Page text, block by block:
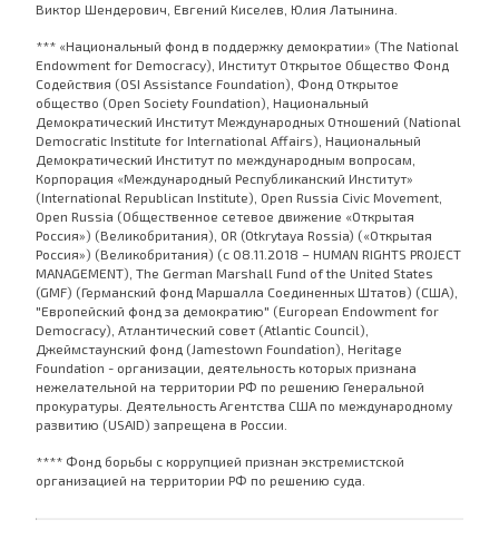
Виктор Шендерович, Евгений Киселев, Юлия Латынина.
*** «Национальный фонд в поддержку демократии» (The National
Endowment for Democracy), Институт Открытое Общество Фонд
Содействия (OSI Assistance Foundation), Фонд Открытое
общество (Open Society Foundation), Национальный
Демократический Институт Международных Отношений (National
Democratic Institute for International Affairs), Национальный
Демократический Институт по международным вопросам,
Корпорация «Международный Республиканский Институт»
(International Republican Institute), Open Russia Civic Movement,
Open Russia (Общественное сетевое движение «Открытая
Россия») (Великобритания), OR (Otkrytaya Rossia) («Открытая
Россия») (Великобритания) (с 08.11.2018 – HUMAN RIGHTS PROJECT
MANAGEMENT), The German Marshall Fund of the United States
(GMF) (Германский фонд Маршалла Соединенных Штатов) (США),
"Европейский фонд за демократию" (European Endowment for
Democracy), Атлантический совет (Atlantic Council),
Джеймстаунский фонд (Jamestown Foundation), Heritage
Foundation - организации, деятельность которых признана
нежелательной на территории РФ по решению Генеральной
прокуратуры. Деятельность Агентства США по международному
развитию (USAID) запрещена в России.
**** Фонд борьбы с коррупцией признан экстремистской
организацией на территории РФ по решению суда.